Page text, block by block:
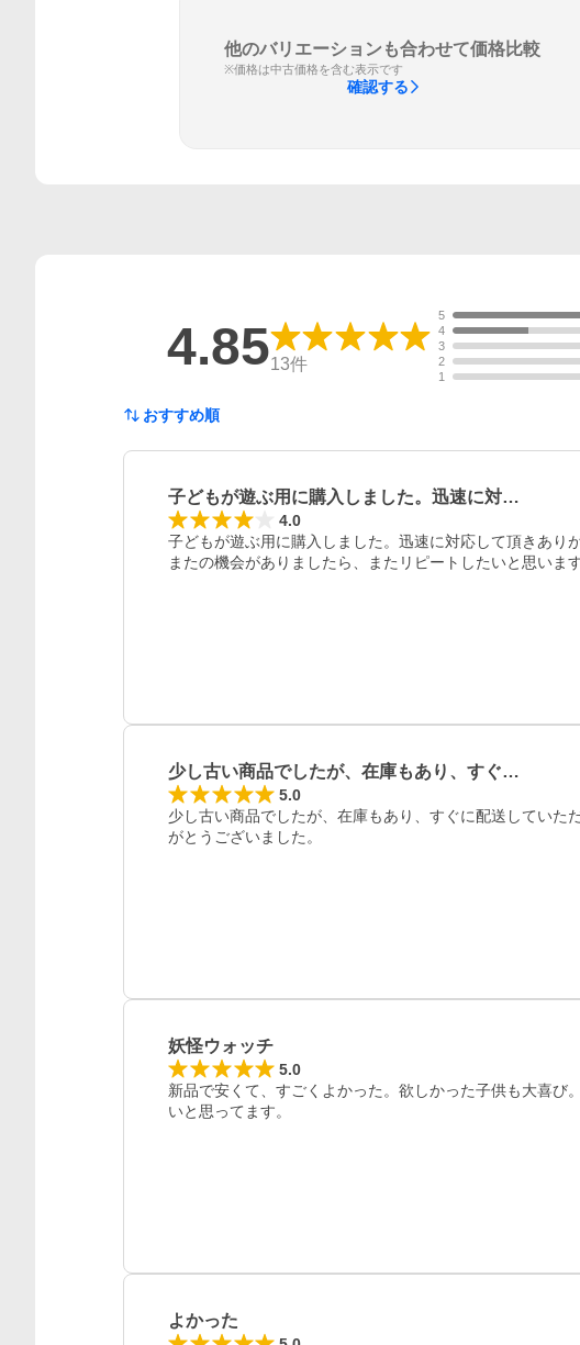
他のバリエーションも合わせて価格比較
※価格は中古価格を含む表示です
確認する
4.8513件
5
4
3
2
1
おすすめ順
子どもが遊ぶ用に購入しました。迅速に対…
4.0
子どもが遊ぶ用に購入しました。迅速に対応して頂きあり
またの機会がありましたら、またリピートしたいと思います
少し古い商品でしたが、在庫もあり、すぐ…
5.0
少し古い商品でしたが、在庫もあり、すぐに配送していた
がとうございました。
妖怪ウォッチ
5.0
新品で安くて、すごくよかった。欲しかった子供も大喜び
いと思ってます。
よかった